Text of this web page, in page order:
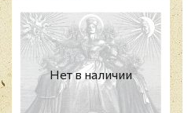
Нет в наличии